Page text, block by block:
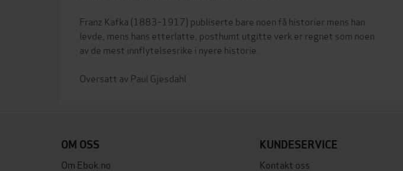
Franz Kafka (1883–1917) publiserte bare noen få historier mens han
levde, mens hans etterlatte, posthumt utgitte verk er regnet som noen
av de mest innflytelsesrike i nyere historie.
OM OSS
Om Ebok.no
KUNDESERVICE
Kontakt oss